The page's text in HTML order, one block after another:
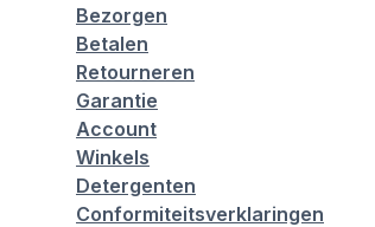
Bezorgen
Betalen
Retourneren
Garantie
Account
Winkels
Detergenten
Conformiteitsverklaringen